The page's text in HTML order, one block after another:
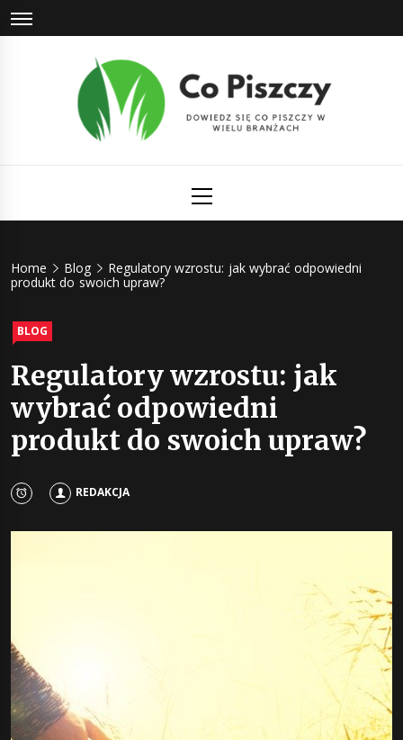
Skip
to
Menu
Home Blog
Regulatory wzrostu: jak wybrać odpowiedni
produkt do swoich upraw?
BLOG
Regulatory wzrostu: jak
wybrać odpowiedni
produkt do swoich upraw?
REDAKCJA